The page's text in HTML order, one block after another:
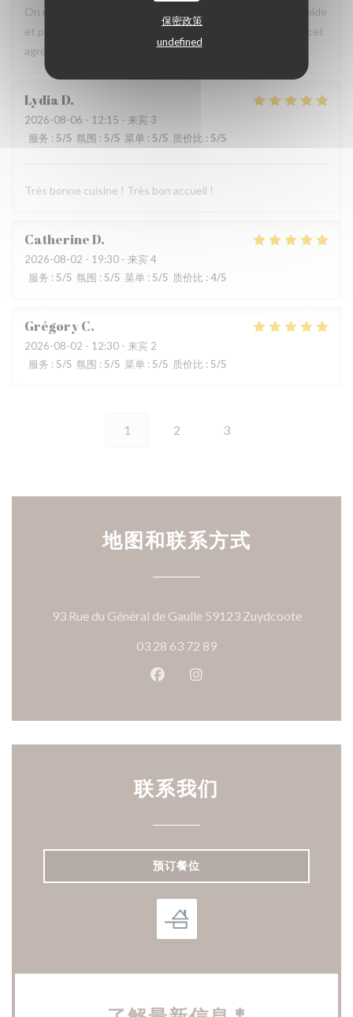
保密政策
undefined
On recommande vivement, carte avec du choix ,service rapide
et personnels très agréable, prix raisonnables..merci pour cet
agréable moment en terrasse.
LydiaD
2026-08-06 - 12:15 - 来宾 3
服务 : 5/5 氛围 : 5/5 菜单 : 5/5 质价比 : 5/5
Très bonne cuisine ! Très bon accueil !
CatherineD
2026-08-02 - 19:30 - 来宾 4
服务 : 5/5 氛围 : 5/5 菜单 : 5/5 质价比 : 4/5
GrégoryC
2026-08-02 - 12:30 - 来宾 2
服务 : 5/5 氛围 : 5/5 菜单 : 5/5 质价比 : 5/5
1 2 3
地图和联系方式
93 Rue du Général de Gaulle 59123 Zuydcoote((在新窗
03 28 63 72 89
Facebook ((在新窗口中打开))
Instagram ((在新窗口中
联系我们
预订餐位